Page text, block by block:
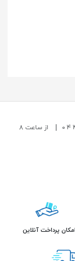
از ساعت ۸
امکان پرداخت آنلاین